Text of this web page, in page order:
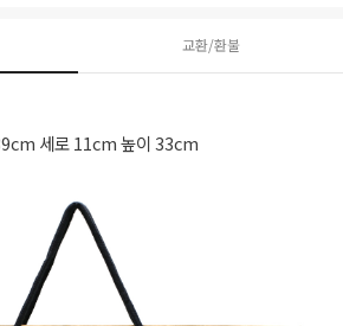
교환/환불
세로 11cm 높이 33cm